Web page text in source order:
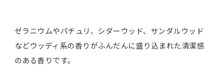
ゼラニウムやパチュリ、シダーウッド、サンダルウッド
などウッディ系の香りがふんだんに盛り込まれた清潔感
のある香りです。